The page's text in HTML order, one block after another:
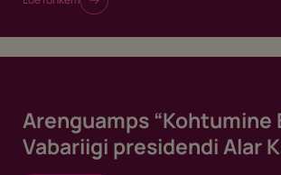
Arenguamps “Kohtumine
Vabariigi presidendi Alar